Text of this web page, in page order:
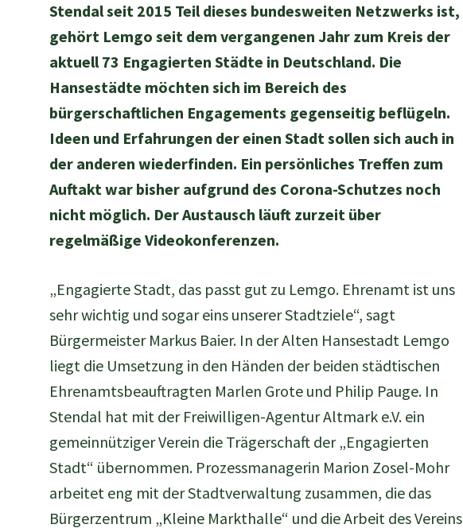
Stendal seit 2015 Teil dieses bundesweiten Netzwerks ist,
gehört Lemgo seit dem vergangenen Jahr zum Kreis der
aktuell 73 Engagierten Städte in Deutschland. Die
Hansestädte möchten sich im Bereich des
bürgerschaftlichen Engagements gegenseitig beflügeln.
Ideen und Erfahrungen der einen Stadt sollen sich auch in
der anderen wiederfinden. Ein persönliches Treffen zum
Auftakt war bisher aufgrund des Corona-Schutzes noch
nicht möglich. Der Austausch läuft zurzeit über
regelmäßige Videokonferenzen.
„Engagierte Stadt, das passt gut zu Lemgo. Ehrenamt ist uns
sehr wichtig und sogar eins unserer Stadtziele“, sagt
Bürgermeister Markus Baier. In der Alten Hansestadt Lemgo
liegt die Umsetzung in den Händen der beiden städtischen
Ehrenamtsbeauftragten Marlen Grote und Philip Pauge. In
Stendal hat mit der Freiwilligen-Agentur Altmark e.V. ein
gemeinnütziger Verein die Trägerschaft der „Engagierten
Stadt“ übernommen. Prozessmanagerin Marion Zosel-Mohr
arbeitet eng mit der Stadtverwaltung zusammen, die das
Bürgerzentrum „Kleine Markthalle“ und die Arbeit des Vereins